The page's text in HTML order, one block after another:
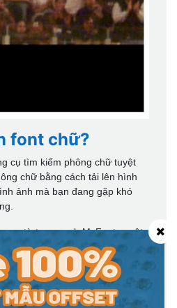
font chữ?
cụ tìm kiếm phông chữ tuyệt
chữ bằng cách tải lên hình
ảnh mà bạn đang gặp khó
cụ từ trang web MyFonts, một
tuyệt vời để tải xuống các
cho bất kỳ loại dự án nào, bao
như thế nào? Nó đơn giản. Chụp